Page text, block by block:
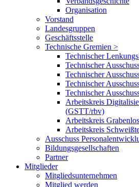
Organisation
Vorstand
Landesgruppen
Geschäftsstelle
Technische Gremien >
Technischer
Technischer
Technischer
Technischer
Technischer
Arbeitskreis
(GSTT/rbv)
Arbeitskreis
Arbeitskreis
Ausschuss
Bildungsgesellschaften
Partner
Mitglieder
Mitgliedsunternehmen
Mitglied werden